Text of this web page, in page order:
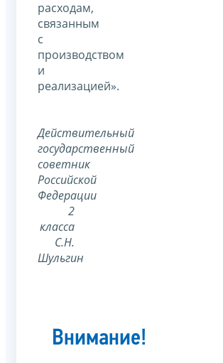
расходам,
связанным
с
производством
и
реализацией».
Действительный
государственный
советник
Российской
Федерации
2
класса
С.Н.
Шульгин
Внимание!